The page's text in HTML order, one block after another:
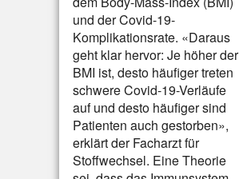
und der Covid-19-
Komplikationsrate. «Daraus
geht klar hervor: Je höher der
BMI ist, desto häufiger treten
schwere Covid-19-Verläufe
auf und desto häufiger sind
Patienten auch gestorben»,
erklärt der Facharzt für
Stoffwechsel. Eine Theorie